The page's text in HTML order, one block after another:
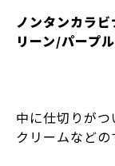
ノンタンカ
リーン/パープ
中に仕切りが
クリームなど